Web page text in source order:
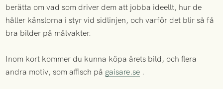
berätta om vad som driver dem att jobba ideellt, hur de
håller känslorna i styr vid sidlinjen, och varför det blir så få
bra bilder på målvakter.
Inom kort kommer du kunna köpa årets bild, och flera
andra motiv, som affisch på gaisare.se .